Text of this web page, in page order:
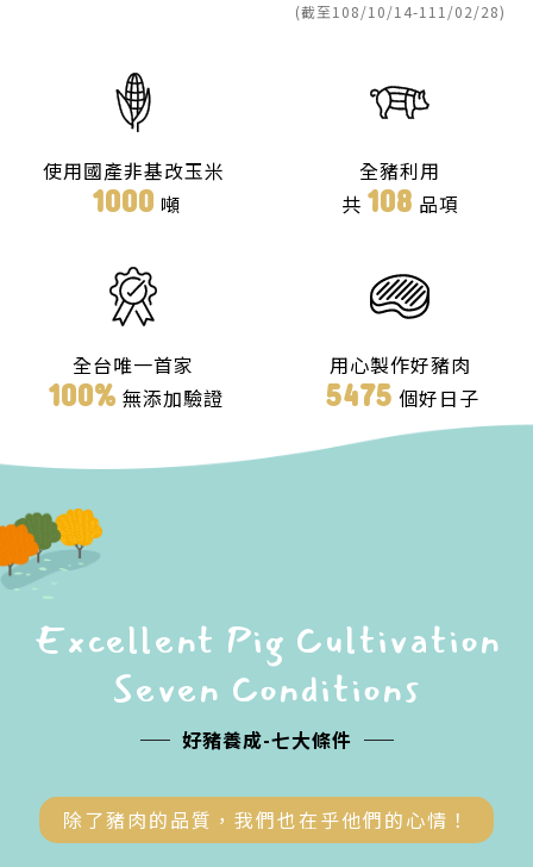
(截至108/10/14-111/02/28)
使用國產非基改玉米
1000 噸
全豬利用
共 108 品項
全台唯一首家
100% 無添加驗證
用心製作好豬肉
5475 個好日子
Excellent Pig Cultivation
Seven Conditions
好豬養成-七大條件
除了豬肉的品質，我們也在乎他們的心情！